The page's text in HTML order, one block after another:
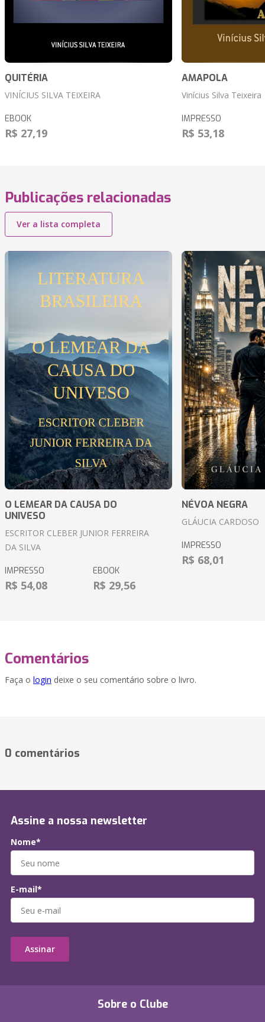
QUITÉRIA
VINÍCIUS SILVA TEIXEIRA
EBOOK
R$ 27,19
AMAPOLA
Vinícius Silva Teixeira
IMPRESSO
R$ 53,18
Publicações relacionadas
Ver a lista completa
O LEMEAR DA CAUSA DO
UNIVESO
ESCRITOR CLEBER JUNIOR FERREIRA
DA SILVA
IMPRESSO
R$ 54,08
EBOOK
R$ 29,56
NÉVOA NEGRA
GLÁUCIA CARDOSO
IMPRESSO
R$ 68,01
Comentários
Faça o login deixe o seu comentário sobre o livro.
0 comentários
Sobre o Clube
Assine a nossa newsletter
Nome*
E-mail*
Assinar